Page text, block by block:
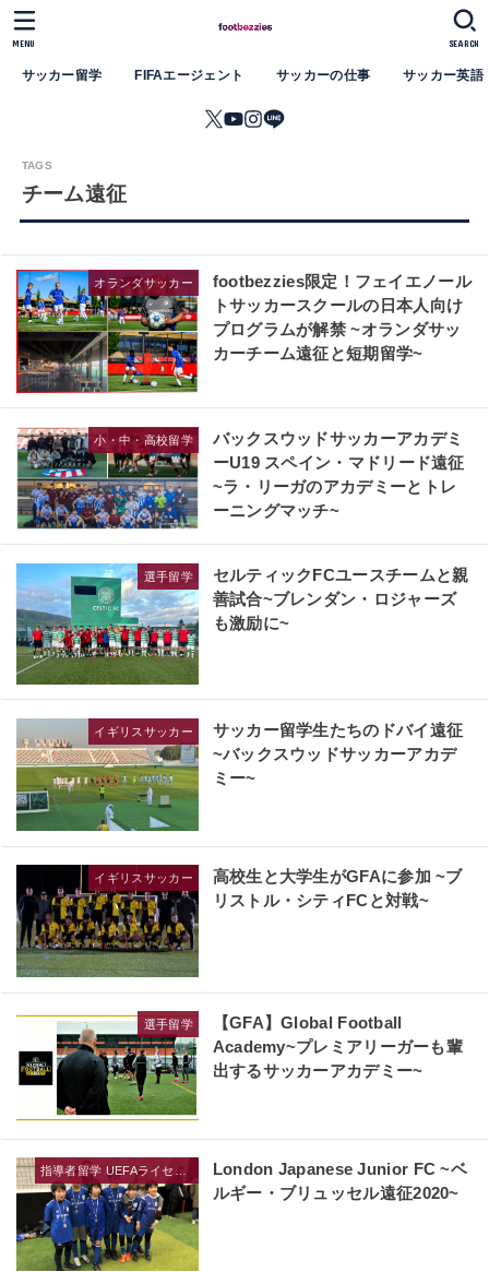
サッカー留学 FIFAエージェント サッカーの仕事 サッカー英語
SEARCH
MENU
チーム遠征
オランダサッカー
footbezzies限定！フェイエノール
トサッカースクールの日本人向け
プログラムが解禁 ~オランダサッ
カーチーム遠征と短期留学~
小・中・高校留学
バックスウッドサッカーアカデミ
ーU19 スペイン・マドリード遠征
~ラ・リーガのアカデミーとトレ
ーニングマッチ~
選手留学
セルティックFCユースチームと親
善試合~ブレンダン・ロジャーズ
も激励に~
イギリスサッカー
サッカー留学生たちのドバイ遠征
~バックスウッドサッカーアカデ
ミー~
イギリスサッカー
高校生と大学生がGFAに参加 ~ブ
リストル・シティFCと対戦~
選手留学
【GFA】Global Football
Academy~プレミアリーガーも輩
出するサッカーアカデミー~
指導者留学 UEFAライセンス
London Japanese Junior FC ~ベ
ルギー・ブリュッセル遠征2020~